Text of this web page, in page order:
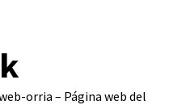
orria – Página web del